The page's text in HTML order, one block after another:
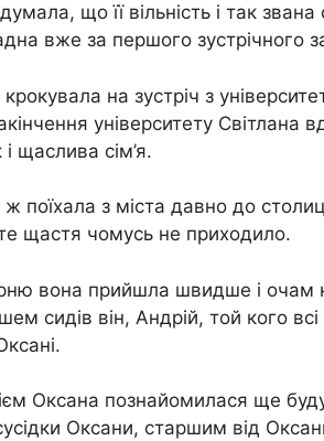
що її вільність і так
вже за першого зустрічного
на зустріч з
університету
і щаслива сім’я.
поїхала з міста давно до
щастя чомусь не приходило.
вона прийшла швидше і очам
сидів він, Андрій, той кого
Оксана познайомилася ще
Оксани, старшим від